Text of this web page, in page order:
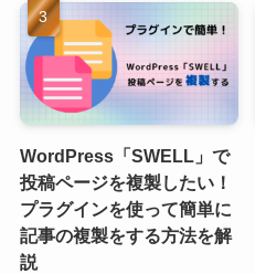
WordPress「SWELL」で
投稿ページを複製したい！
プラグインを使って簡単に
記事の複製をする方法を解
説